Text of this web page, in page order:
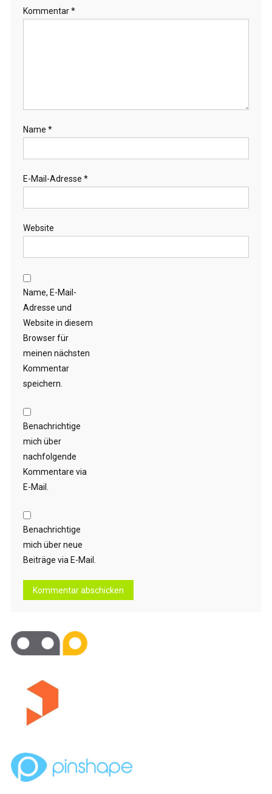
Kommentar*
Name *
E-Mail-Adresse *
Website
Name, E-Mail-
Adresse und
Website in diesem
Browser für
meinen nächsten
Kommentar
speichern.
Benachrichtige
mich über
nachfolgende
Kommentare via
E-Mail.
Benachrichtige
mich über neue
Beiträge via E-Mail.